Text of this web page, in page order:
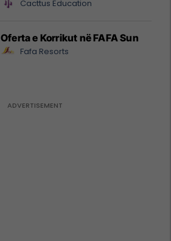
Cacttus Education
Oferta e Korrikut në FAFA Sun
Fafa Resorts